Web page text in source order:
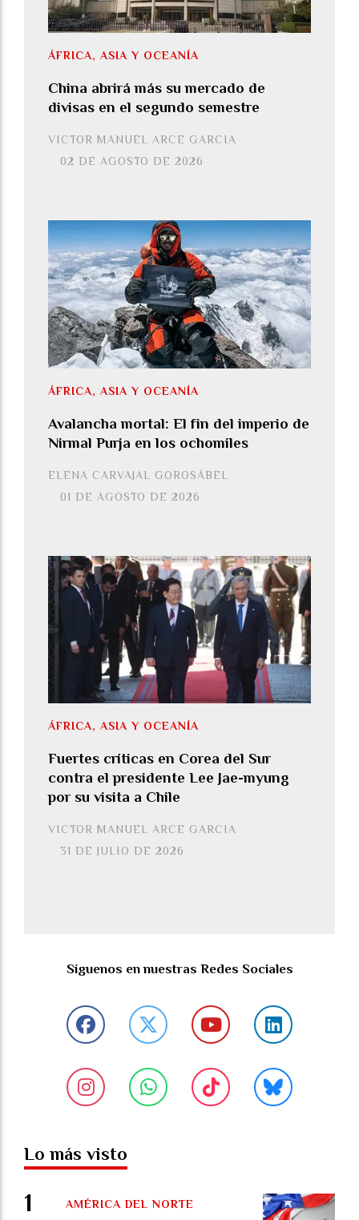
China abrirá más su mercado de
divisas en el segundo semestre
VICTOR MANUEL ARCE GARCIA
ÁFRICA, ASIA Y OCEANÍA
02 DE AGOSTO DE 2026
Avalancha mortal: El fin del imperio de
Nirmal Purja en los ochomiles
ELENA CARVAJAL GOROSÁBEL
ÁFRICA, ASIA Y OCEANÍA
01 DE AGOSTO DE 2026
Fuertes críticas en Corea del Sur
contra el presidente Lee Jae-myung
por su visita a Chile
VICTOR MANUEL ARCE GARCIA
ÁFRICA, ASIA Y OCEANÍA
31 DE JULIO DE 2026
Síguenos en nuestras Redes Sociales
Lo más visto
AMÉRICA DEL NORTE